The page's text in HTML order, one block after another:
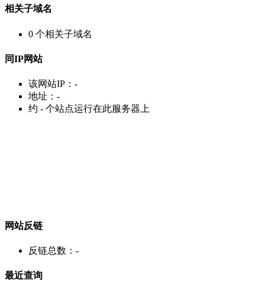
相关子域名
0 个相关子域名
同IP网站
该网站IP： -
地址： -
约 - 个站点运行在此服务器上
网站反链
反链总数： -
最近查询